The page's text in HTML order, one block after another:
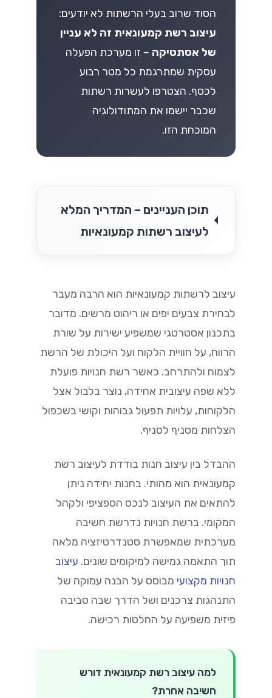
הסוד שרוב בעלי הרשתות לא יודעים:
עיצוב רשת קמעונאית זה לא עניין
של אסתטיקה – זו מערכת הפעלה
עסקית שמתרגמת כל מטר רבוע
לכסף. הצטרפו לעשרות רשתות
שכבר יישמו את המתודולוגיה
המוכחת הזו.
תוכן העניינים – המדריך המלא
לעיצוב רשתות קמעונאיות
עיצוב לרשתות קמעונאיות הוא הרבה מעבר
לבחירת צבעים יפים או ריהוט מרשים. מדובר
בתכנון אסטרטגי שמשפיע ישירות על שורת
הרווח, על חוויית הלקוח ועל היכולת של הרשת
לצמוח ולהתרחב. כאשר רשת חנויות פועלת
ללא שפה עיצובית אחידה, נוצר בלבול אצל
הלקוחות, עלויות תפעול גבוהות וקושי בשכפול
הצלחות מסניף לסניף.
ההבדל בין עיצוב חנות בודדת לעיצוב רשת
קמעונאית הוא מהותי. בחנות יחידה ניתן
להתאים את העיצוב לנכס הספציפי ולקהל
המקומי. ברשת חנויות נדרשת חשיבה
מערכתית שמאפשרת סטנדרטיזציה מלאה
תוך התאמה גמישה למיקומים שונים. עיצוב
חנויות מקצועי מבוסס על הבנה עמוקה של
התנהגות צרכנים ושל הדרך שבה סביבה
פיזית משפיעה על החלטות רכישה.
למה עיצוב רשת קמעונאית דורש
חשיבה אחרת?